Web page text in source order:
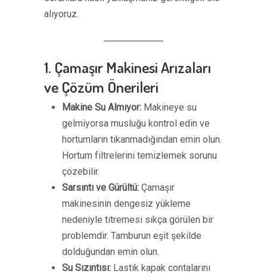
alıyoruz.
1. Çamaşır Makinesi Arızaları
ve Çözüm Önerileri
Makine Su Almıyor: Makineye su
gelmiyorsa musluğu kontrol edin ve
hortumların tıkanmadığından emin olun.
Hortum filtrelerini temizlemek sorunu
çözebilir.
Sarsıntı ve Gürültü: Çamaşır
makinesinin dengesiz yükleme
nedeniyle titremesi sıkça görülen bir
problemdir. Tamburun eşit şekilde
dolduğundan emin olun.
Su Sızıntısı: Lastik kapak contalarını